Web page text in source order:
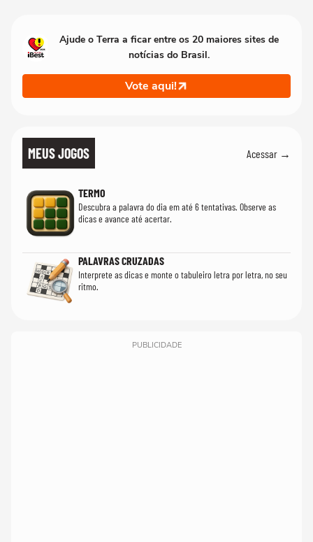
Ajude o Terra a ficar entre os 20 maiores sites de
notícias do Brasil.
Vote aqui!
MEUS JOGOS Acessar →
TERMO
Descubra a palavra do dia em até 6 tentativas. Observe as
dicas e avance até acertar.
PALAVRAS CRUZADAS
Interprete as dicas e monte o tabuleiro letra por letra, no seu
ritmo.
PUBLICIDADE